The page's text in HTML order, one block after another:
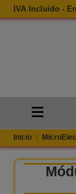
IVA Incluido -
Inicio